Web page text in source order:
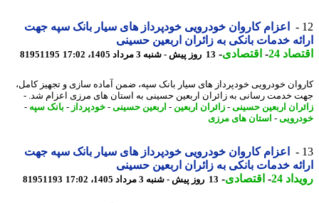
اعزام کاروان خودرویی خودپرداز های سیار بانک سپه جهت
خدمات بانکی به زائران اربعین حسینی
24
-اقتصادی-13 روز پیش - شنبه 3 مرداد 1405، 17:02 81951195
خودرویی خودپرداز های سیار بانک سپه، ضمن آماده سازی و تجهیز کامل،
خدمت رسانی به زائران اربعین حسینی به استان های مرزی اعزام شد. -
اربعین حسینی-زائران اربعین -اربعین حسینی-خودپرداز-بانک سپه -
-استان های مرزی
اعزام کاروان خودرویی خودپرداز های سیار بانک سپه جهت
خدمات بانکی به زائران اربعین حسینی
24
-اقتصادی-13 روز پیش - شنبه 3 مرداد 1405، 17:02 81951193